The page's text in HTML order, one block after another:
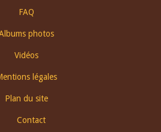
FAQ
photos
Vidéos
légales
Plan du site
Contact